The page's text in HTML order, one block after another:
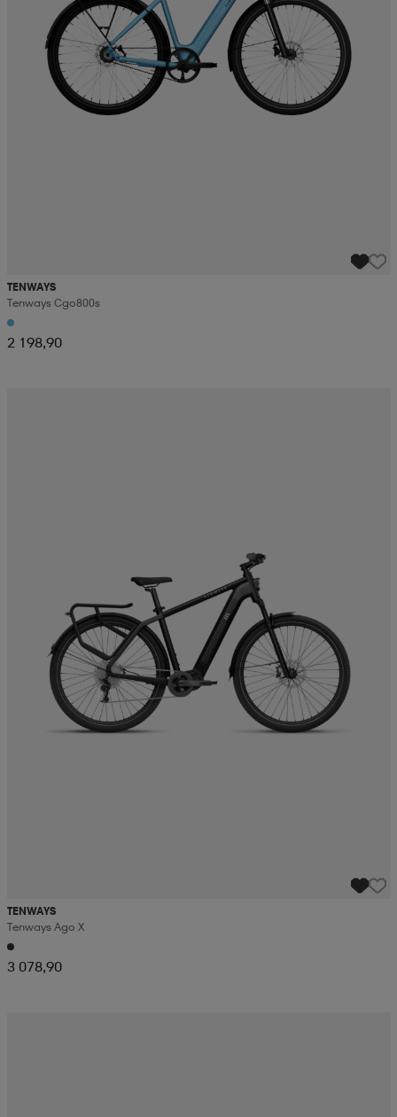
TENWAYS
Tenways Cgo800s
2 198,90
TENWAYS
Tenways Ago X
3 078,90